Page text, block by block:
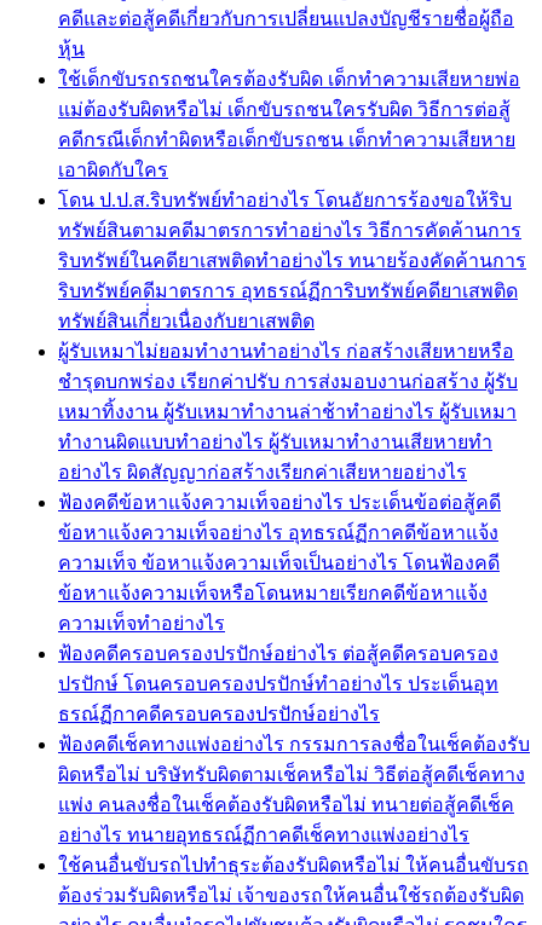
คดีและต่อสู้คดีเกี่ยวกับการเปลี่ยนแปลงบัญชีรายชื่อผู้ถือ
หุ้น
ใช้เด็กขับรถรถชนใครต้องรับผิด เด็กทำความเสียหายพ่อ
แม่ต้องรับผิดหรือไม่ เด็กขับรถชนใครรับผิด วิธีการต่อสู้
คดีกรณีเด็กทำผิดหรือเด็กขับรถชน เด็กทำความเสียหาย
เอาผิดกับใคร
โดน ป.ป.ส.ริบทรัพย์ทำอย่างไร โดนอัยการร้องขอให้ริบ
ทรัพย์สินตามคดีมาตรการทำอย่างไร วิธีการคัดค้านการ
ริบทรัพย์ในคดียาเสพติดทำอย่างไร ทนายร้องคัดค้านการ
ริบทรัพย์คดีมาตรการ อุทธรณ์ฏีการิบทรัพย์คดียาเสพติด
ทรัพย์สินเกี่่ยวเนื่องกับยาเสพติด
ผู้รับเหมาไม่ยอมทำงานทำอย่างไร ก่อสร้างเสียหายหรือ
ชำรุดบกพร่อง เรียกค่าปรับ การส่งมอบงานก่อสร้าง ผู้รับ
เหมาทิ้งงาน ผู้รับเหมาทำงานล่าช้าทำอย่างไร ผู้รับเหมา
ทำงานผิดแบบทำอย่างไร ผู้รับเหมาทำงานเสียหายทำ
อย่างไร ผิดสัญญาก่อสร้างเรียกค่าเสียหายอย่างไร
ฟ้องคดีข้อหาแจ้งความเท็จอย่างไร ประเด็นข้อต่อสู้คดี
ข้อหาแจ้งความเท็จอย่างไร อุทธรณ์ฏีกาคดีข้อหาแจ้ง
ความเท็จ ข้อหาแจ้งความเท็จเป็นอย่างไร โดนฟ้องคดี
ข้อหาแจ้งความเท็จหรือโดนหมายเรียกคดีข้อหาแจ้ง
ความเท็จทำอย่างไร
ฟ้องคดีครอบครองปรปักษ์อย่างไร ต่อสู้คดีครอบครอง
ปรปักษ์ โดนครอบครองปรปักษ์ทำอย่างไร ประเด็นอุท
ธรณ์ฏีกาคดีครอบครองปรปักษ์อย่างไร
ฟ้องคดีเช็คทางแพ่งอย่างไร กรรมการลงชื่อในเช็คต้องรับ
ผิดหรือไม่ บริษัทรับผิดตามเช็คหรือไม่ วิธีต่อสู้คดีเช็คทาง
แพ่ง คนลงชื่อในเช็คต้องรับผิดหรือไม่ ทนายต่อสู้คดีเช็ค
อย่างไร ทนายอุทธรณ์ฏีกาคดีเช็คทางแพ่งอย่างไร
ใช้คนอื่นขับรถไปทำธุระต้องรับผิดหรือไม่ ให้คนอื่นขับรถ
ต้องร่วมรับผิดหรือไม่ เจ้าของรถให้คนอื่นใช้รถต้องรับผิด